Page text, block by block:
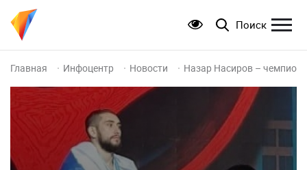
Поиск
Главная Инфоцентр Новости Назар Насиров – чемпион